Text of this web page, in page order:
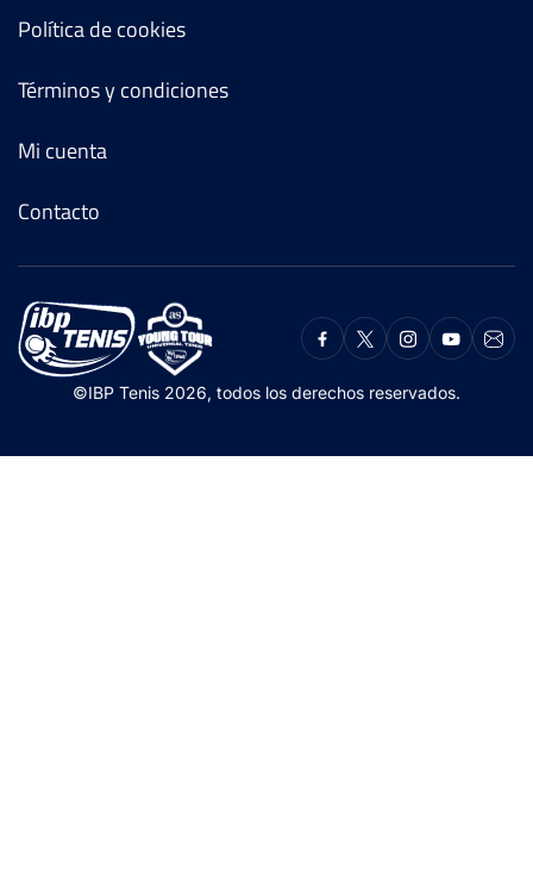
Política de cookies
Términos y condiciones
Mi cuenta
Contacto
©IBP Tenis 2026, todos los derechos reservados.